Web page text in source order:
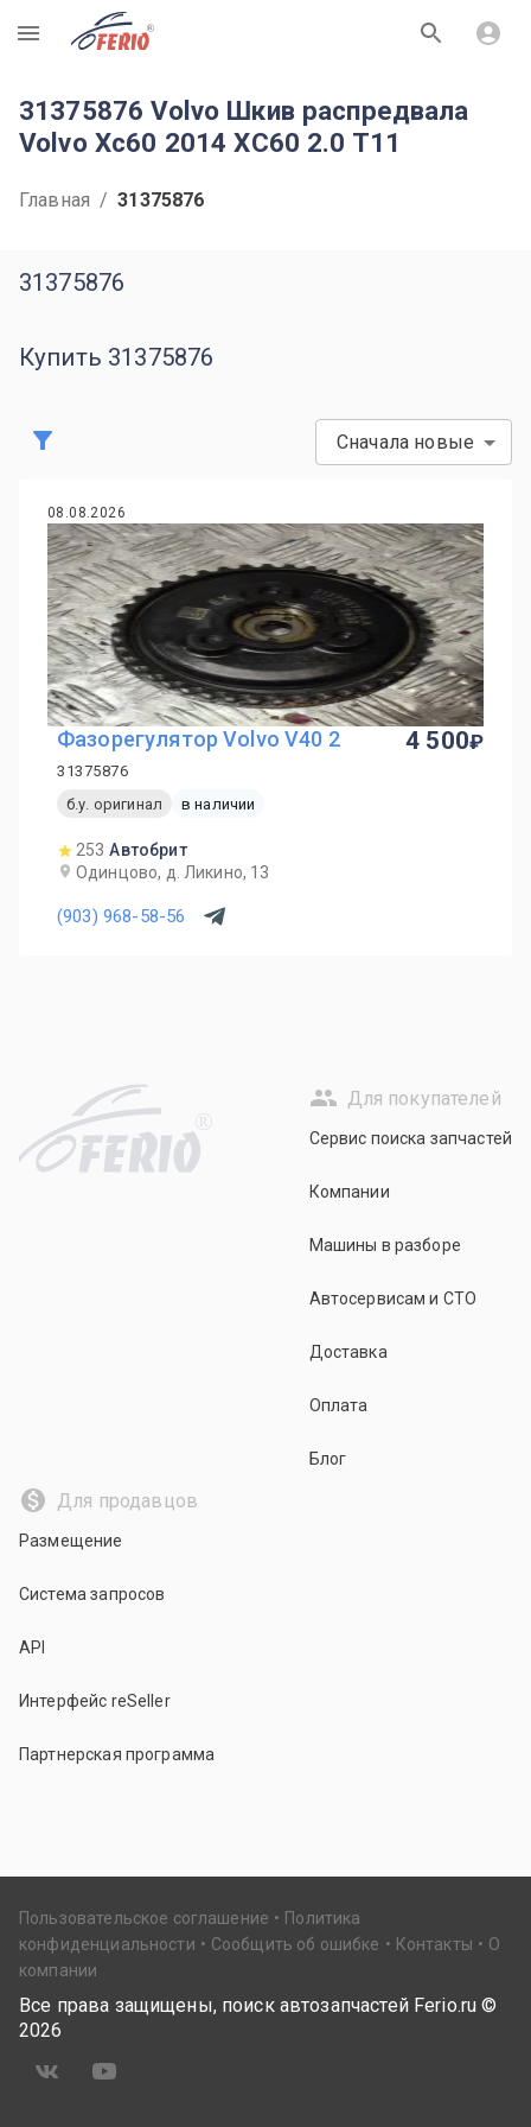
R
31375876 Volvo Шкив распредвала
Volvo Xc60 2014 XC60 2.0 T11
Главная / 31375876
31375876
Купить 31375876
Сначала новые
08.08.2026
Фазорегулятор Volvo V40 2
31375876
б.у. оригинал
в наличии
253 Автобрит
Одинцово, д. Ликино, 13
(903) 968-58-56
4 500
R
Для покупателей
Сервис поиска запчастей
Компании
Машины в разборе
Автосервисам и СТО
Доставка
Оплата
Блог
Для продавцов
Размещение
Система запросов
API
Интерфейс reSeller
Партнерская программа
Пользовательское соглашение
Политика
конфиденциальности
Сообщить об ошибке Контакты
О
компании
Все права защищены, поиск автозапчастей Ferio.ru ©
2026